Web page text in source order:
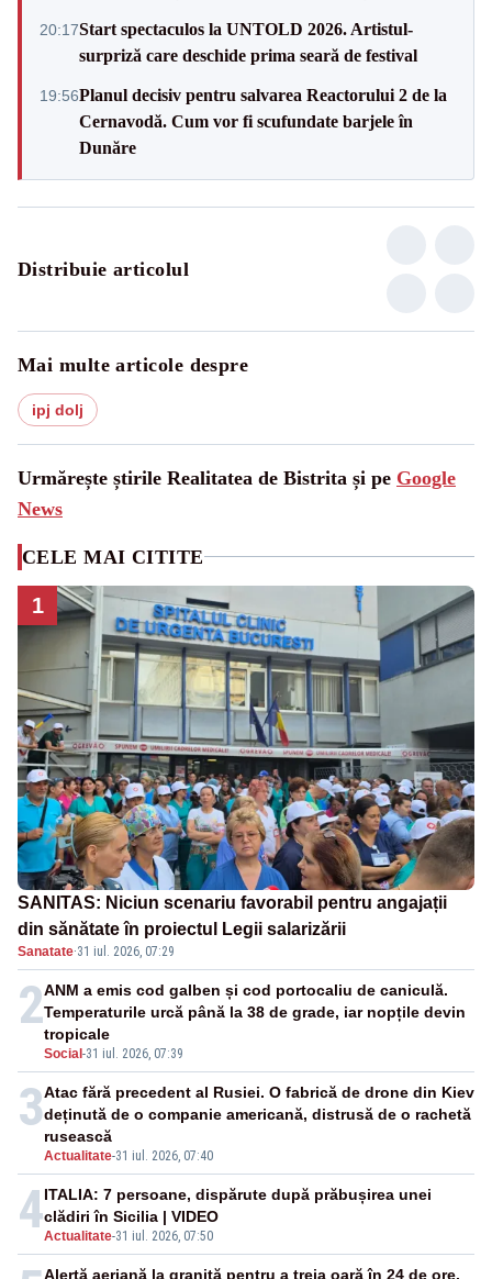
20:17Start spectaculos la UNTOLD 2026. Artistul-
surpriză care deschide prima seară de festival
19:56Planul decisiv pentru salvarea Reactorului 2 de la
Cernavodă. Cum vor fi scufundate barjele în
Dunăre
Distribuie articolul
Mai multe articole despre
ipj dolj
Urmărește știrile Realitatea de Bistrita și pe Google
News
CELE MAI CITITE
1
SANITAS: Niciun scenariu favorabil pentru angajații
din sănătate în proiectul Legii salarizării
Sanatate·31 iul. 2026, 07:29
2
Social -31 iul. 2026, 07:39
ANM a emis cod galben și cod portocaliu de caniculă.
Temperaturile urcă până la 38 de grade, iar nopțile devin
tropicale
3
Actualitate-31 iul. 2026, 07:40
Atac fără precedent al Rusiei. O fabrică de drone din Kiev
deținută de o companie americană, distrusă de o rachetă
rusească
4Actualitate-31 iul. 2026, 07:50
ITALIA: 7 persoane, dispărute după prăbușirea unei
clădiri în Sicilia | VIDEO
Alertă aeriană la graniță pentru a treia oară în 24 de ore.